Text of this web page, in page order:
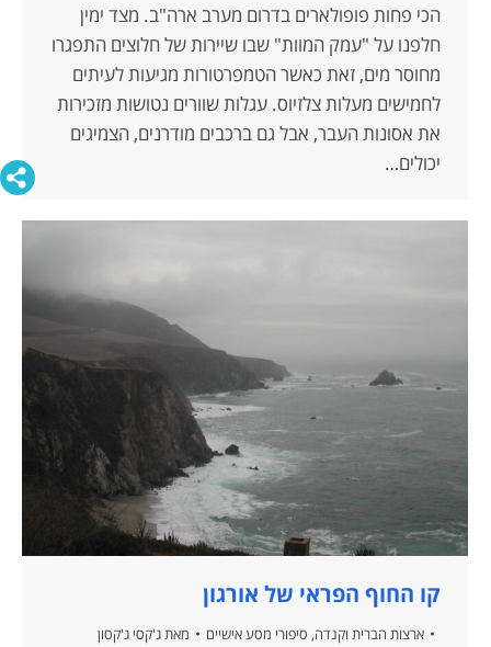
הכי פחות פופולארים בדרום מערב ארה"ב. מצד ימין
חלפנו על "עמק המוות" שבו שיירות של חלוצים התפגרו
מחוסר מים, זאת כאשר הטמפרטורות מגיעות לעיתים
לחמישים מעלות צלזיוס. עגלות שוורים נטושות מזכירות
את אסונות העבר, אבל גם ברכבים מודרנים, הצמיגים
יכולים…
קו החוף הפראי של אורגון
ארצות הברית וקנדה, סיפורי מסע אישיים מאת ג'קסי ג'קסון